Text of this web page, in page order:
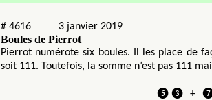
# 4616 3 janvier 2019
Boules de Pierrot
Pierrot numérote six boules. Il les place de
soit 111. Toutefois, la somme n’est pas 111
❺❸ +